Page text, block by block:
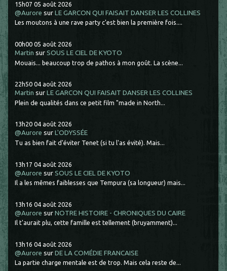
15h07 05 août 2026
@Aurore surLE GARCON QUI FAISAIT DANSER LES COLLINES
Les moutons à une rave party c'est bien la première fois....
00h00 05 août 2026
Martin surSOUS LE CIEL DE KYOTO
Mouais... beaucoup trop de pathos à mon goût. La scène...
22h50 04 août 2026
Martin surLE GARCON QUI FAISAIT DANSER LES COLLINES
Plein de qualités dans ce petit film "made in North...
13h20 04 août 2026
@Aurore surL'ODYSSÉE
Tu as bien fait d'éviter Tenet (si tu l'as évité). Mais...
13h17 04 août 2026
@Aurore surSOUS LE CIEL DE KYOTO
Il a les mêmes faiblesses que Tempura (sa longueur) mais...
13h16 04 août 2026
@Aurore surNOTRE HISTOIRE - CHRONIQUES DU CAIRE
Il t'aurait plu, cette famille est tellement (bruyamment)...
13h16 04 août 2026
@Aurore surDE LA COMÉDIE FRANCAISE
La partie charge mentale est de trop. Mais cela reste de...